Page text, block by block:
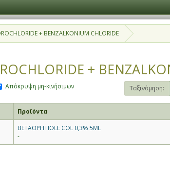
+ BENZALKONIUM CHLORIDE
+
Απόκρυψη μη-κινήσιμων Ταξινόμηση:
Προϊόντα
BETAOPHTIOLE COL 0,3% 5ML
-